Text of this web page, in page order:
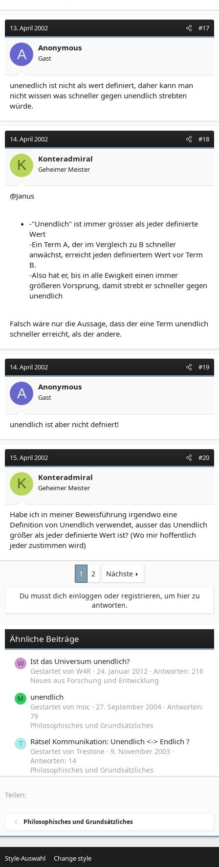
13. April 2002 #17
A Anonymous
Gast
unenedlich ist nicht als wert definiert, daher kann man
nicht wissen was schneller gegen unendlich strebten
würde.
14. April 2002 #18
K Konteradmiral
Geheimer Meister
@Janus
-"Unendlich" ist immer grösser als jeder definierte
Wert
-Ein Term A, der im Vergleich zu B schneller
anwächst, erreicht jeden definiertem Wert vor Term
B.
-Also hat er, bis in alle Ewigkeit einen immer
größeren Vorsprung, damit strebt er schneller gegen
unendlich
Falsch wäre nur die Aussage, dass der eine Term unendlich
schneller erreicht, als der andere.
14. April 2002 #19
A Anonymous
Gast
unendlich ist aber nicht defniert!
15. April 2002 #20
K Konteradmiral
Geheimer Meister
Habe ich in meiner Beweisführung irgendwo eine
Definition von Unendlich verwendet, ausser das Unendlich
größer als jeder definierte Wert ist? (Wo mir hoffentlich
jeder zustimmen wird)
1 2 Nächste
Du musst dich einloggen oder registrieren, um hier zu
antworten.
Ähnliche Beiträge
W Ist das Universum unendlich?
Gestartet von W4R 24. Januar 2012
Antworten: 216
Neues aus Forschung und Entwicklung
M unendlich
Gestartet von moc 27. September 2004
Antworten:
79
Philosophisches und Grundsätzliches
T Rätsel Kommunikation: Unendlich <-> Endlich ?
Gestartet von Trestone
9. November 2003
Antworten: 14
Philosophisches und Grundsätzliches
Teilen:
Philosophisches und Grundsätzliches
Style-Auswahl
Change style